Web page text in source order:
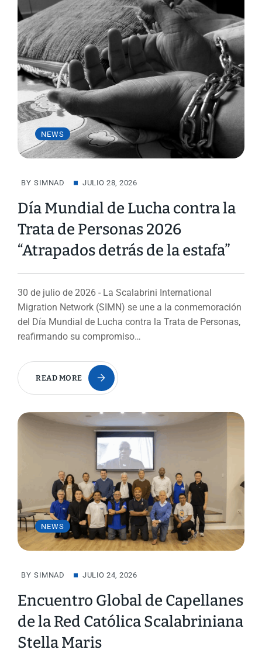
NEWS
BY SIMNAD JULIO 28, 2026
Día Mundial de Lucha contra la
Trata de Personas 2026
“Atrapados detrás de la estafa”
30 de julio de 2026 - La Scalabrini International
Migration Network (SIMN) se une a la conmemoración
del Día Mundial de Lucha contra la Trata de Personas,
reafirmando su compromiso…
READ MORE
NEWS
BY SIMNAD JULIO 24, 2026
Encuentro Global de Capellanes
de la Red Católica Scalabriniana
Stella Maris